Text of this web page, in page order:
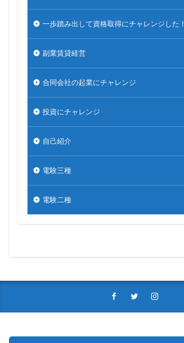
一歩踏み出して資格取得にチャレンジした！
副業賃貸経営
合同会社の起業にチャレンジ
投資にチャレンジ
自己紹介
電験三種
電験二種